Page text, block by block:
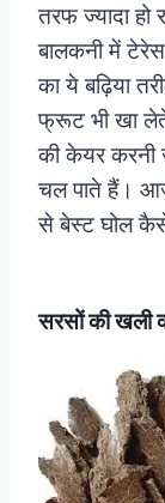
तरफ ज्यादा
बालकनी में
का ये बढ़िया
फ्रूट भी खा
की केयर करनी
चल पाते हैं।
से बेस्ट घोल
सरसों की खली